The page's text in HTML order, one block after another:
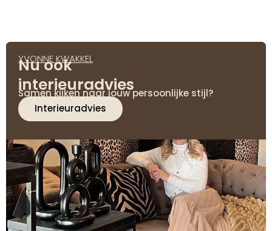
YVONNE KWAKKEL
Nu ook
interieuradvies
Samen kijken naar jouw persoonlijke stijl?
Interieuradvies